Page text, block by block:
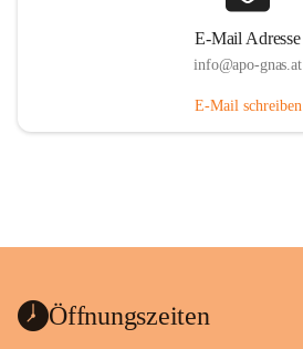
E-Mail Adresse
info@apo-gnas.at
E-Mail schreiben
Öffnungszeiten